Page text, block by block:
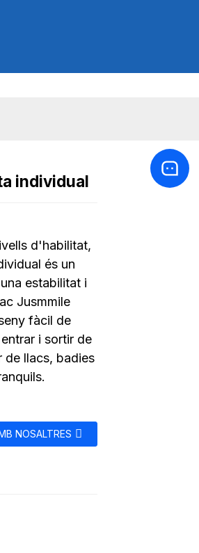
Loading...
Loading...
individual
d'habilitat,
és un
estabilitat i
Jusmmile
fàcil de
i sortir de
de llacs, badies
NOSALTRES